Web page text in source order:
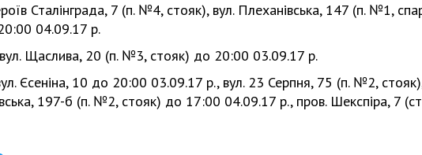
Сталінграда, 7 (п. №4, стояк), вул. Плеханівська, 147 (п. №1,
04.09.17 р.
Щаслива, 20 (п. №3, стояк) до 20:00 03.09.17 р.
Єсеніна, 10 до 20:00 03.09.17 р., вул. 23 Серпня, 75 (п. №2,
197-б (п. №2, стояк) до 17:00 04.09.17 р., пров. Шекспіра, 7